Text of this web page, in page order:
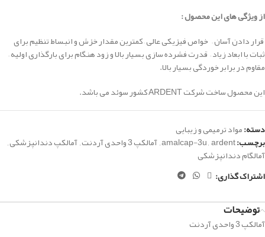
از ویژگی های این محصول :
قرار دادن آسان – خواص فیزیکی عالی – کمترین مقدار خزش و انبساط تنظیم برای
ثبات با ابعاد زیاد – قدرت فشرده سازی بسیار بالا و زود هنگام برای بارگذاری اولیه –
مقاوم در برابر خوردگی بسیار بالا.
این محصول ساخت شرکت ARDENT کشور سوئد می باشد.
دسته:مواد ترمیمی و زیبایی
برچسب: amalcap-3u,ardent
,آمالکپ 3 واحدی آردنت ,آمالکپ دندانپزشکی,
آمالگام دندانپزشکی
اشتراک گذاری:
توضیحات
آمالکپ 3 واحدی آردنت